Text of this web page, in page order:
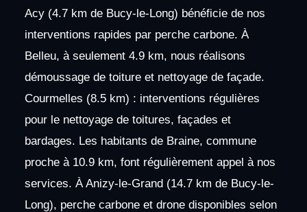
Acy (4.7 km de Bucy-le-Long) bénéficie de nos
interventions rapides par perche carbone. À
Belleu, à seulement 4.9 km, nous réalisons
démoussage de toiture et nettoyage de façade.
Courmelles (8.5 km) : interventions régulières
pour le nettoyage de toitures, façades et
bardages. Les habitants de Braine, commune
proche à 10.9 km, font régulièrement appel à nos
services. À Anizy-le-Grand (14.7 km de Bucy-le-
Long), perche carbone et drone disponibles selon